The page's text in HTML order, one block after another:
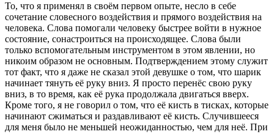
То, что я применял в своём первом опыте, несло в себе
сочетание словесного воздействия и прямого воздействия на
человека. Слова помогали человеку быстрее войти в нужное
состояние, сонастроиться на происходящее. Слова были
только вспомогательным инструментом в этом явлении, но
никоим образом не основным. Подтверждением этому служит
тот факт, что я даже не сказал этой девушке о том, что шарик
начинает тянуть её руку вниз. Я просто перенёс свою руку
вниз, в то время, как её рука продолжала двигаться вверх.
Кроме того, я не говорил о том, что её кисть в тисках, которые
начинают сжиматься и раздавливают её кисть. Случившееся
для меня было не меньшей неожиданностью, чем для неё. При